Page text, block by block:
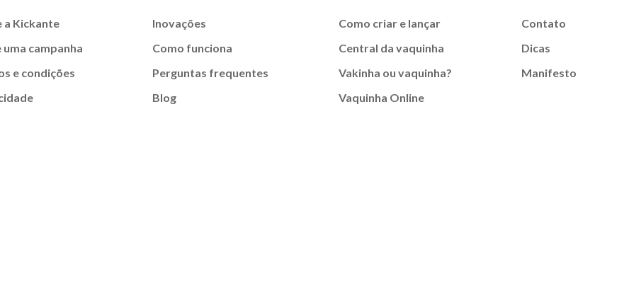
a Kickante
uma campanha
e condições
Inovações
Como funciona
Perguntas frequentes
Blog
Como criar e lançar
Central da vaquinha
Vakinha ou vaquinha?
Vaquinha Online
Contato
Dicas
Manifesto